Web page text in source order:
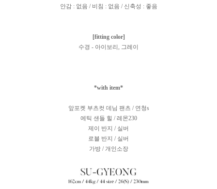
안감 : 없음 / 비침 : 없음 / 신축성 : 좋음
[fitting color]
수경 - 아이보리, 그레이
*with item*
앞포켓 부츠컷 데님 팬츠 / 연청s
에틱 샌들 힐 / 레몬230
제이 반지 / 실버
로블 반지 / 실버
가방 / 개인소장